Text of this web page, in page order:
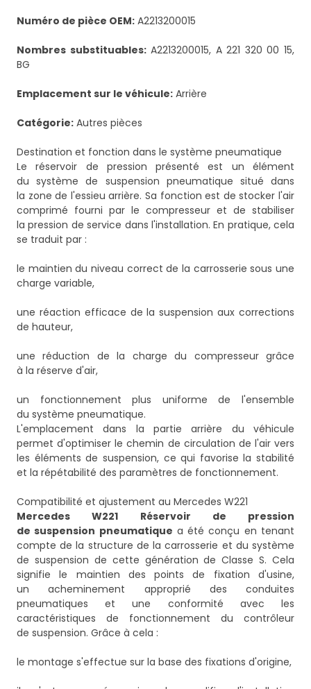
Numéro de pièce OEM: A2213200015
Nombres substituables:A2213200015, A 221 320 00 15,
BG
Emplacement sur le véhicule: Arrière
Catégorie: Autres pièces
Destination et fonction dans le système pneumatique
Le réservoir de pression présenté est un élément
du système de suspension pneumatique situé dans
la zone de l'essieu arrière. Sa fonction est de stocker l'air
comprimé fourni par le compresseur et de stabiliser
la pression de service dans l'installation. En pratique, cela
se traduit par :
le maintien du niveau correct de la carrosserie sous une
charge variable,
une réaction efficace de la suspension aux corrections
de hauteur,
une réduction de la charge du compresseur grâce
à la réserve d'air,
un fonctionnement plus uniforme de l'ensemble
du système pneumatique.
L'emplacement dans la partie arrière du véhicule
permet d'optimiser le chemin de circulation de l'air vers
les éléments de suspension, ce qui favorise la stabilité
et la répétabilité des paramètres de fonctionnement.
Compatibilité et ajustement au Mercedes W221
Mercedes W221 Réservoir de pression
de suspension pneumatique a été conçu en tenant
compte de la structure de la carrosserie et du système
de suspension de cette génération de Classe S. Cela
signifie le maintien des points de fixation d'usine,
un acheminement approprié des conduites
pneumatiques et une conformité avec les
caractéristiques de fonctionnement du contrôleur
de suspension. Grâce à cela :
le montage s'effectue sur la base des fixations d'origine,